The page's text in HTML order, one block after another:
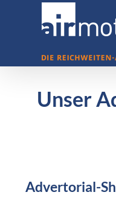
Unser
Advertorial-